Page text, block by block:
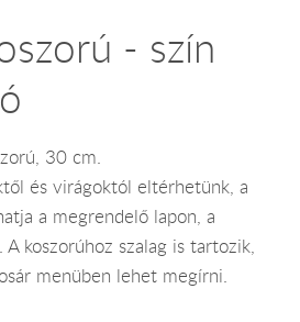
- szín
30 cm.
és virágoktól eltérhetünk, a
a megrendelő lapon, a
koszorúhoz szalag is tartozik,
menüben lehet megírni.